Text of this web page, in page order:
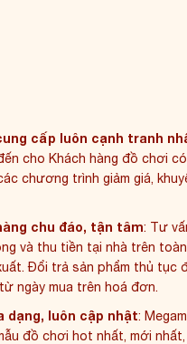
cấp luôn cạnh tranh
cho Khách hàng đồ chơi
chương trình giảm giá,
chu đáo, tận tâm: Tư
và thu tiền tại nhà trên
Đổi trả sản phẩm thủ tục
ngày mua trên hoá đơn.
dạng, luôn cập nhật:
đồ chơi hot nhất, mới